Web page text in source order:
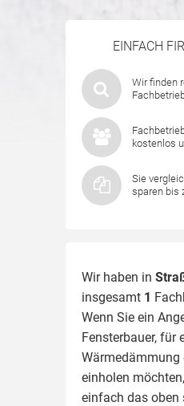
EINFACH
Wir finden
kostenlos
Sie
sparen bis
Wir haben in
insgesamt 1
Wenn Sie ein
Fensterbauer, für
Wärmedämmung
einholen
einfach das oben